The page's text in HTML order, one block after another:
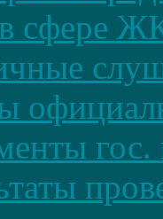
сфере